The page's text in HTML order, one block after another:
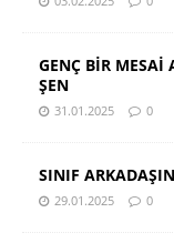
GENÇ BİR MESAİ
ŞEN
31.01.2025 0
SINIF
29.01.2025 0